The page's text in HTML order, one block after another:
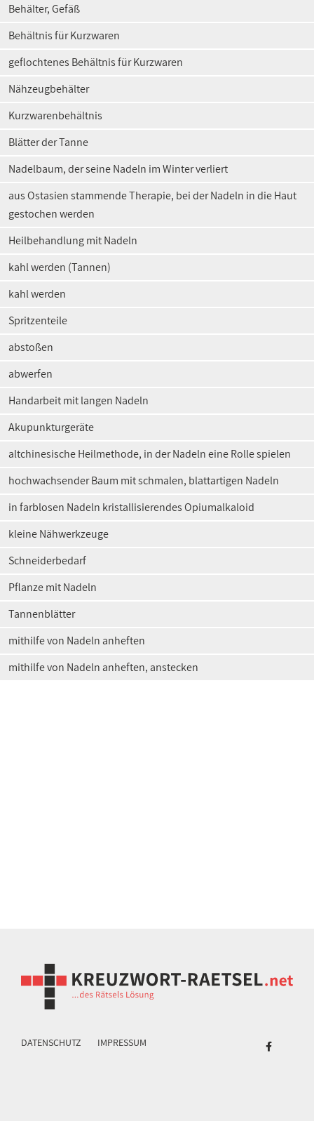
Behälter, Gefäß
Behältnis für Kurzwaren
geflochtenes Behältnis für Kurzwaren
Nähzeugbehälter
Kurzwarenbehältnis
Blätter der Tanne
Nadelbaum, der seine Nadeln im Winter verliert
aus Ostasien stammende Therapie, bei der Nadeln in die Haut
gestochen werden
Heilbehandlung mit Nadeln
kahl werden (Tannen)
kahl werden
Spritzenteile
abstoßen
abwerfen
Handarbeit mit langen Nadeln
Akupunkturgeräte
altchinesische Heilmethode, in der Nadeln eine Rolle spielen
hochwachsender Baum mit schmalen, blattartigen Nadeln
in farblosen Nadeln kristallisierendes Opiumalkaloid
kleine Nähwerkzeuge
Schneiderbedarf
Pflanze mit Nadeln
Tannenblätter
mithilfe von Nadeln anheften
mithilfe von Nadeln anheften, anstecken
DATENSCHUTZ IMPRESSUM